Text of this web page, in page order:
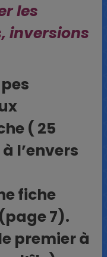
les
inversions
( 25
l’envers
fiche
7).
premier à